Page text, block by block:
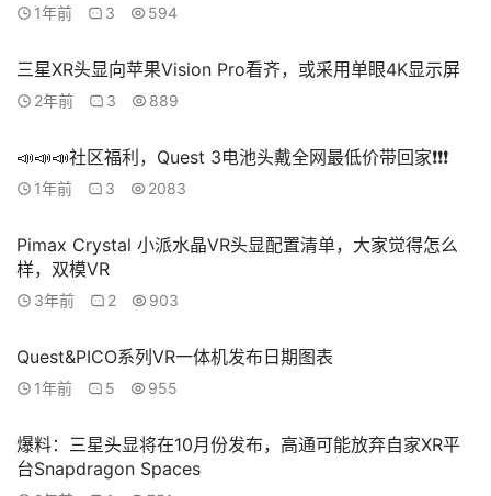
1年前 3 594
三星XR头显向苹果Vision Pro看齐，或采用单眼4K显示屏
2年前 3 889
📣📣📣社区福利，Quest 3电池头戴全网最低价带回家❗❗❗
1年前 3 2083
Pimax Crystal 小派水晶VR头显配置清单，大家觉得怎么
样，双模VR
3年前 2 903
Quest&PICO系列VR一体机发布日期图表
1年前 5 955
爆料：三星头显将在10月份发布，高通可能放弃自家XR平
台Snapdragon Spaces